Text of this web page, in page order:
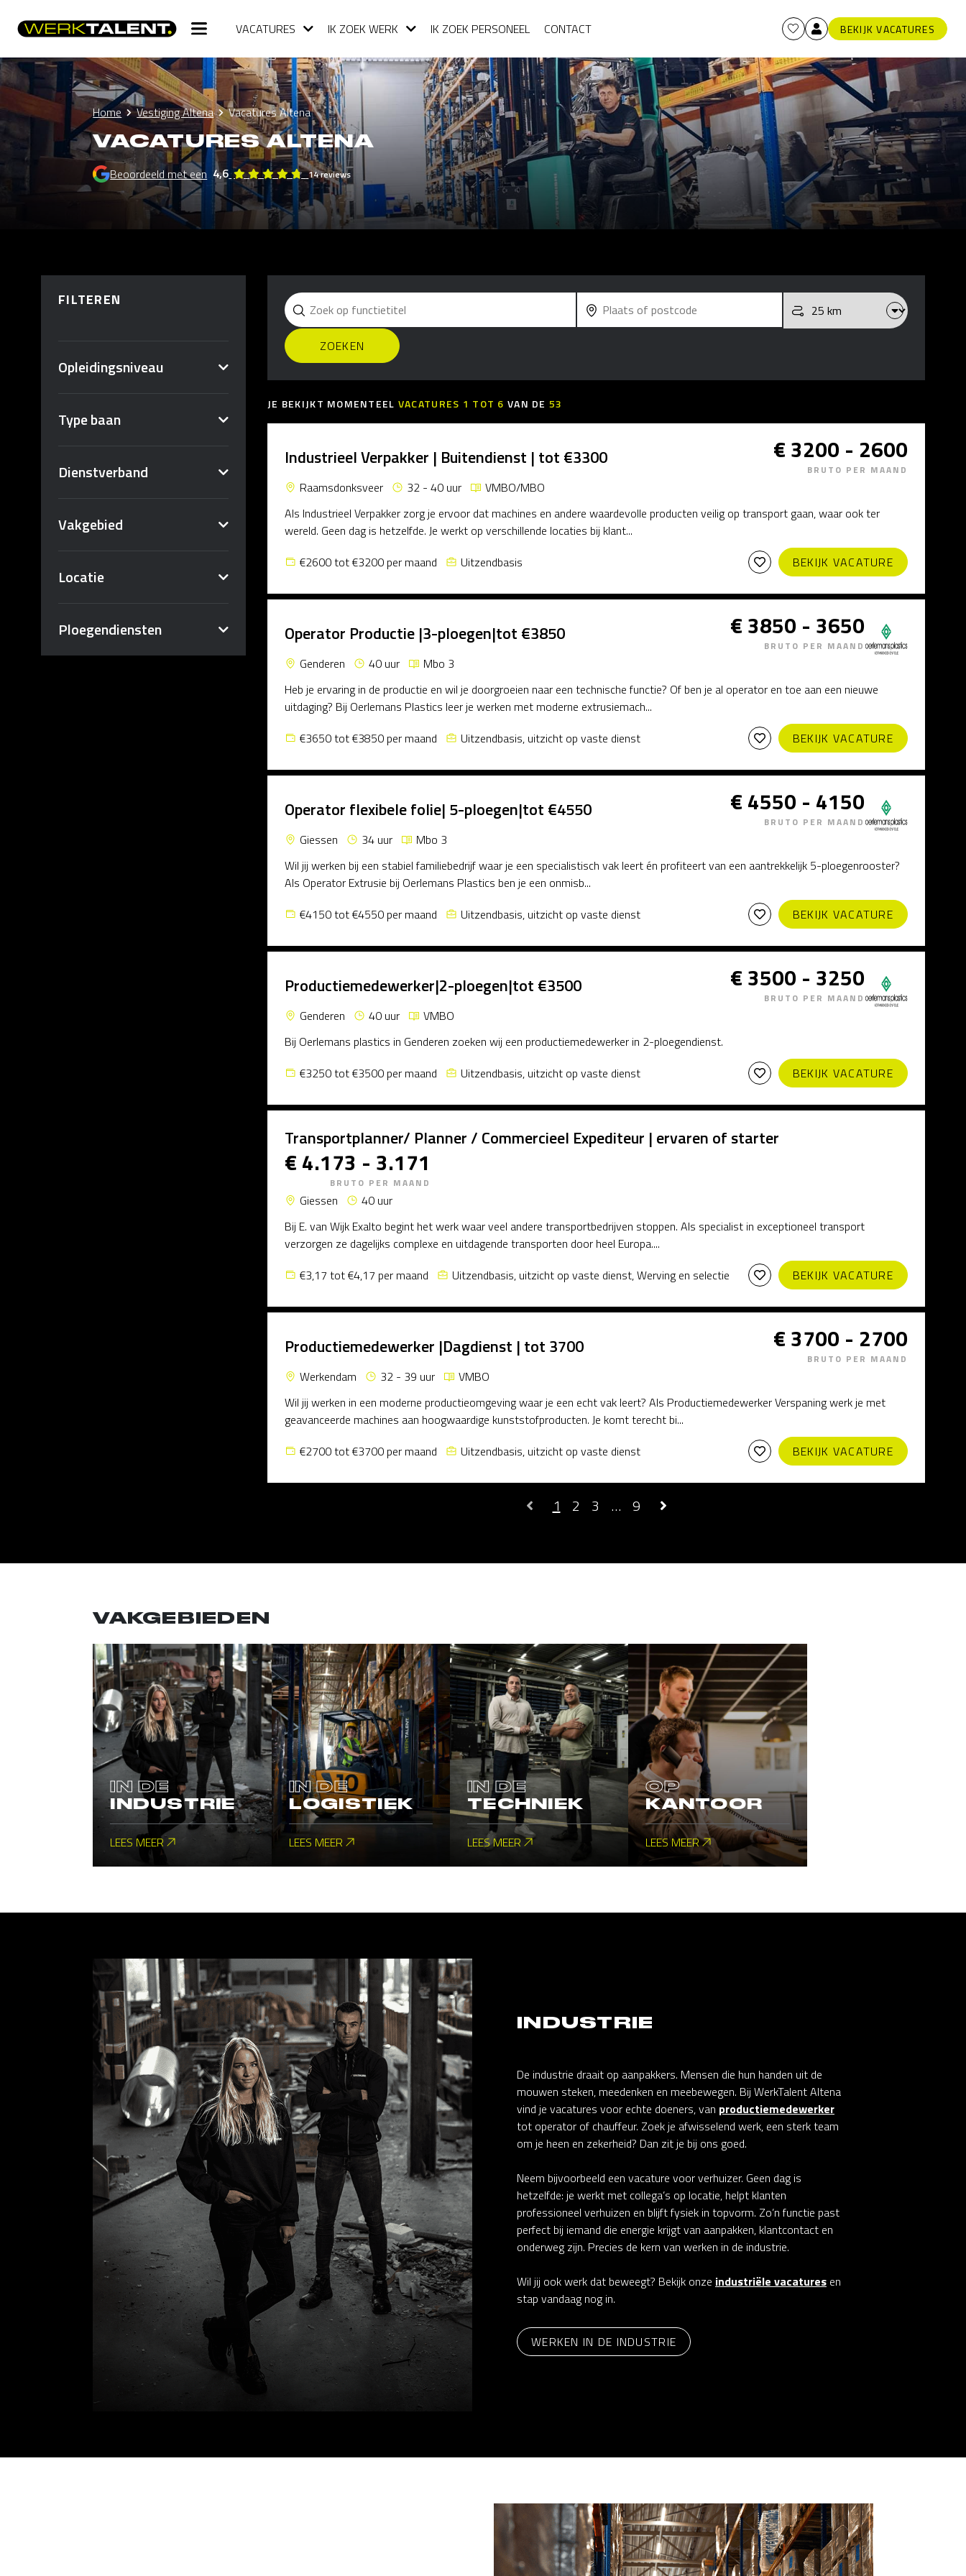
VACATURES IK ZOEK WERK IK ZOEK PERSONEEL CONTACT BEKIJK VACATURES
Home Vestiging Altena Vacatures Altena
VACATURES ALTENA
Beoordeeld met een 4,6 14 reviews
FILTEREN
Opleidingsniveau
Type baan
Dienstverband
Vakgebied
Locatie
Ploegendiensten
JE BEKIJKT MOMENTEEL VACATURES 1 TOT 6 VAN DE 53
Industrieel Verpakker | Buitendienst | tot €3300 € 3200 - 2600
BRUTO PER MAAND
Raamsdonksveer 32 - 40 uur
VMBO/MBO
Als Industrieel Verpakker zorg je ervoor dat machines en andere waardevolle producten veilig op transport gaan, waar ook ter
wereld. Geen dag is hetzelfde. Je werkt op verschillende locaties bij klant...
€2600 tot €3200 per maand
Uitzendbasis BEKIJK VACATURE
Operator Productie |3-ploegen|tot €3850 € 3850 - 3650
BRUTO PER MAAND
Genderen 40 uur
Mbo 3
Heb je ervaring in de productie en wil je doorgroeien naar een technische functie? Of ben je al operator en toe aan een nieuwe
uitdaging? Bij Oerlemans Plastics leer je werken met moderne extrusiemach...
€3650 tot €3850 per maand
Uitzendbasis, uitzicht op vaste dienst BEKIJK VACATURE
Operator flexibele folie| 5-ploegen|tot €4550 € 4550 - 4150
BRUTO PER MAAND
Giessen 34 uur
Mbo 3
Wil jij werken bij een stabiel familiebedrijf waar je een specialistisch vak leert én profiteert van een aantrekkelijk 5-ploegenrooster?
Als Operator Extrusie bij Oerlemans Plastics ben je een onmisb...
€4150 tot €4550 per maand
Uitzendbasis, uitzicht op vaste dienst BEKIJK VACATURE
Productiemedewerker|2-ploegen|tot €3500 € 3500 - 3250
BRUTO PER MAAND
Genderen 40 uur
VMBO
Bij Oerlemans plastics in Genderen zoeken wij een productiemedewerker in 2-ploegendienst.
€3250 tot €3500 per maand
Uitzendbasis, uitzicht op vaste dienst BEKIJK VACATURE
Transportplanner/ Planner / Commercieel Expediteur | ervaren of starter
€ 4.173 - 3.171
BRUTO PER MAAND
Giessen
40 uur
Bij E. van Wijk Exalto begint het werk waar veel andere transportbedrijven stoppen. Als specialist in exceptioneel transport
verzorgen ze dagelijks complexe en uitdagende transporten door heel Europa....
€3,17 tot €4,17 per maand
Uitzendbasis, uitzicht op vaste dienst, Werving en selectie BEKIJK VACATURE
Productiemedewerker |Dagdienst | tot 3700 € 3700 - 2700
BRUTO PER MAAND
Werkendam 32 - 39 uur
VMBO
Wil jij werken in een moderne productieomgeving waar je een echt vak leert? Als Productiemedewerker Verspaning werk je met
geavanceerde machines aan hoogwaardige kunststofproducten. Je komt terecht bi...
€2700 tot €3700 per maand
Uitzendbasis, uitzicht op vaste dienst BEKIJK VACATURE
1 2 3 … 9
VAKGEBIEDEN
IN DE
INDUSTRIE
LEES MEER
IN DE
LOGISTIEK
LEES MEER
IN DE
TECHNIEK
LEES MEER
OP
KANTOOR
LEES MEER
INDUSTRIE
De industrie draait op aanpakkers. Mensen die hun handen uit de
mouwen steken, meedenken en meebewegen. Bij WerkTalent Altena
vind je vacatures voor echte doeners, van productiemedewerker
tot operator of chauffeur. Zoek je afwisselend werk, een sterk team
om je heen en zekerheid? Dan zit je bij ons goed.
Neem bijvoorbeeld een vacature voor verhuizer. Geen dag is
hetzelfde: je werkt met collega’s op locatie, helpt klanten
professioneel verhuizen en blijft fysiek in topvorm. Zo’n functie past
perfect bij iemand die energie krijgt van aanpakken, klantcontact en
onderweg zijn. Precies de kern van werken in de industrie.
Wil jij ook werk dat beweegt? Bekijk onze industriële vacaturesen
stap vandaag nog in.
WERKEN IN DE INDUSTRIE